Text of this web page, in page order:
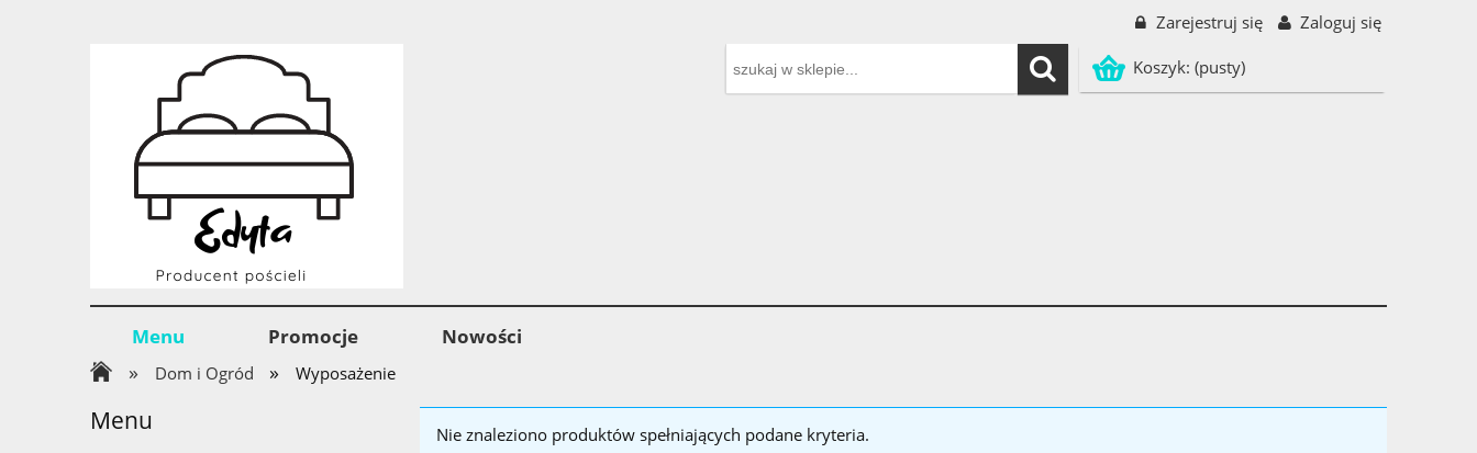
Zarejestruj się Zaloguj się
Koszyk: (pusty)
Menu Promocje Nowości
» Dom i Ogród » Wyposażenie
Menu Nie znaleziono produktów spełniających podane kryteria.